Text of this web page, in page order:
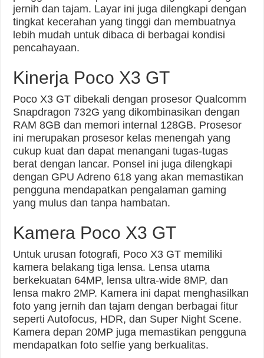
jernih dan tajam. Layar ini juga dilengkapi dengan
tingkat kecerahan yang tinggi dan membuatnya
lebih mudah untuk dibaca di berbagai kondisi
pencahayaan.
Kinerja Poco X3 GT
Poco X3 GT dibekali dengan prosesor Qualcomm
Snapdragon 732G yang dikombinasikan dengan
RAM 8GB dan memori internal 128GB. Prosesor
ini merupakan prosesor kelas menengah yang
cukup kuat dan dapat menangani tugas-tugas
berat dengan lancar. Ponsel ini juga dilengkapi
dengan GPU Adreno 618 yang akan memastikan
pengguna mendapatkan pengalaman gaming
yang mulus dan tanpa hambatan.
Kamera Poco X3 GT
Untuk urusan fotografi, Poco X3 GT memiliki
kamera belakang tiga lensa. Lensa utama
berkekuatan 64MP, lensa ultra-wide 8MP, dan
lensa makro 2MP. Kamera ini dapat menghasilkan
foto yang jernih dan tajam dengan berbagai fitur
seperti Autofocus, HDR, dan Super Night Scene.
Kamera depan 20MP juga memastikan pengguna
mendapatkan foto selfie yang berkualitas.